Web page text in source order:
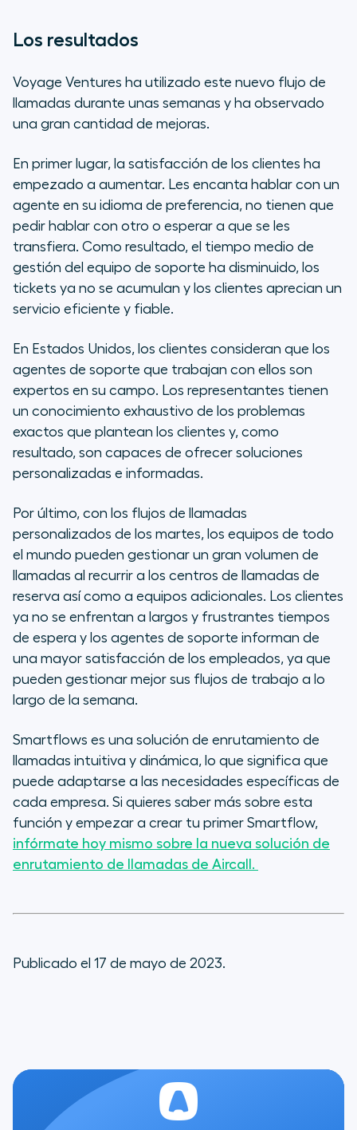
Los resultados
Voyage Ventures ha utilizado este nuevo flujo de
llamadas durante unas semanas y ha observado
una gran cantidad de mejoras.
En primer lugar, la satisfacción de los clientes ha
empezado a aumentar. Les encanta hablar con un
agente en su idioma de preferencia, no tienen que
pedir hablar con otro o esperar a que se les
transfiera. Como resultado, el tiempo medio de
gestión del equipo de soporte ha disminuido, los
tickets ya no se acumulan y los clientes aprecian un
servicio eficiente y fiable.
En Estados Unidos, los clientes consideran que los
agentes de soporte que trabajan con ellos son
expertos en su campo. Los representantes tienen
un conocimiento exhaustivo de los problemas
exactos que plantean los clientes y, como
resultado, son capaces de ofrecer soluciones
personalizadas e informadas.
Por último, con los flujos de llamadas
personalizados de los martes, los equipos de todo
el mundo pueden gestionar un gran volumen de
llamadas al recurrir a los centros de llamadas de
reserva así como a equipos adicionales. Los clientes
ya no se enfrentan a largos y frustrantes tiempos
de espera y los agentes de soporte informan de
una mayor satisfacción de los empleados, ya que
pueden gestionar mejor sus flujos de trabajo a lo
largo de la semana.
Smartflows es una solución de enrutamiento de
llamadas intuitiva y dinámica, lo que significa que
puede adaptarse a las necesidades específicas de
cada empresa. Si quieres saber más sobre esta
función y empezar a crear tu primer Smartflow,
infórmate hoy mismo sobre la nueva solución de
enrutamiento de llamadas de Aircall.
Publicado el 17 de mayo de 2023.